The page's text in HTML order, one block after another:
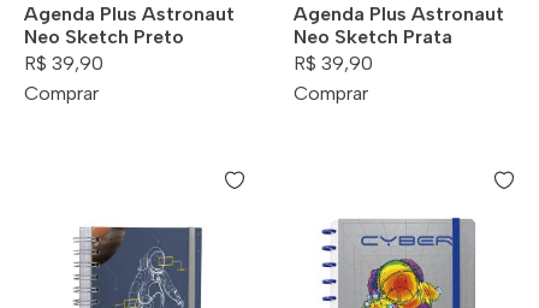
Agenda Plus Astronaut
Neo Sketch Preto
R$ 39,90
Comprar
Agenda Plus Astronaut
Neo Sketch Prata
R$ 39,90
Comprar